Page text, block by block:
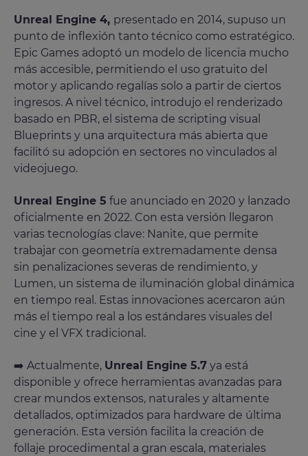
Unreal Engine 4, presentado en 2014, supuso un
punto de inflexión tanto técnico como estratégico.
Epic Games adoptó un modelo de licencia mucho
más accesible, permitiendo el uso gratuito del
motor y aplicando regalías solo a partir de ciertos
ingresos. A nivel técnico, introdujo el renderizado
basado en PBR, el sistema de scripting visual
Blueprints y una arquitectura más abierta que
facilitó su adopción en sectores no vinculados al
videojuego.
Unreal Engine 5 fue anunciado en 2020 y lanzado
oficialmente en 2022. Con esta versión llegaron
varias tecnologías clave: Nanite, que permite
trabajar con geometría extremadamente densa
sin penalizaciones severas de rendimiento, y
Lumen, un sistema de iluminación global dinámica
en tiempo real. Estas innovaciones acercaron aún
más el tiempo real a los estándares visuales del
cine y el VFX tradicional.
➡️ Actualmente, Unreal Engine 5.7 ya está
disponible y ofrece herramientas avanzadas para
crear mundos extensos, naturales y altamente
detallados, optimizados para hardware de última
generación. Esta versión facilita la creación de
follaje procedimental a gran escala, materiales